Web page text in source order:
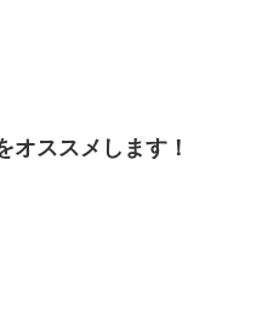
オススメします！